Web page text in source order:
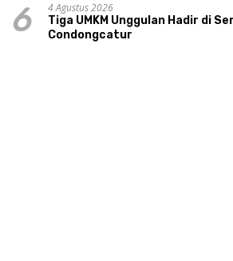
6
4 Agustus 2026
Tiga UMKM Unggulan Hadir di
Condongcatur